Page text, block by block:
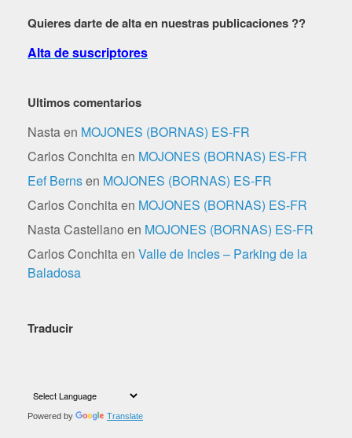
Quieres darte de alta en nuestras publicaciones ??
Alta de suscriptores
Ultimos comentarios
Nastaen MOJONES (BORNAS) ES-FR
Carlos Conchitaen MOJONES (BORNAS) ES-FR
Eef Bernsen MOJONES (BORNAS) ES-FR
Carlos Conchitaen MOJONES (BORNAS) ES-FR
Nasta Castellano en MOJONES (BORNAS) ES-FR
Carlos Conchitaen Valle de Incles – Parking de la
Baladosa
Traducir
Powered by Translate